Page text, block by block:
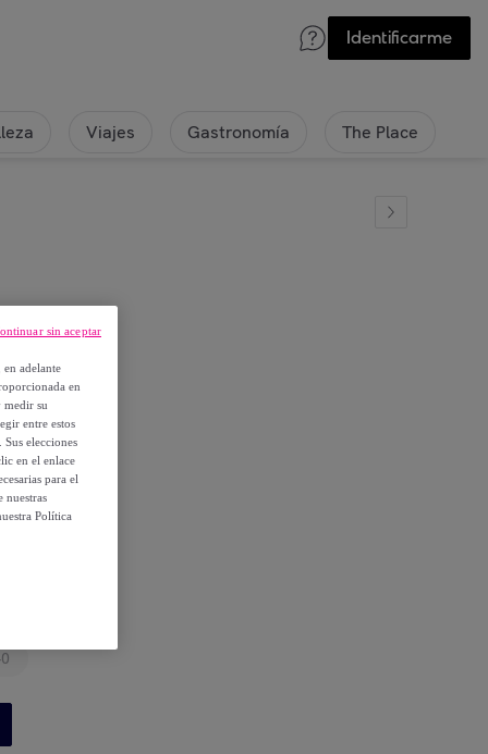
Identificarme
Viajes Gastronomía The Place
adelante
en
medir su
entre estos
elecciones
en el enlace
para el
nuestras
Política
sin aceptar